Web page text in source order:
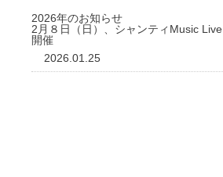
2026年のお知らせ
2月８日（日）、シャンティMusic Live
開催
2026.01.25